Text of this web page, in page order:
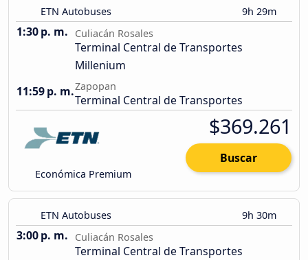
ETN Autobuses 9h 29m
1:30 p. m. Culiacán Rosales
Terminal Central de Transportes
Millenium
11:59 p. m.Zapopan
Terminal Central de Transportes
Económica Premium
$369.261
Buscar
ETN Autobuses 9h 30m
3:00 p. m. Culiacán Rosales
Terminal Central de Transportes